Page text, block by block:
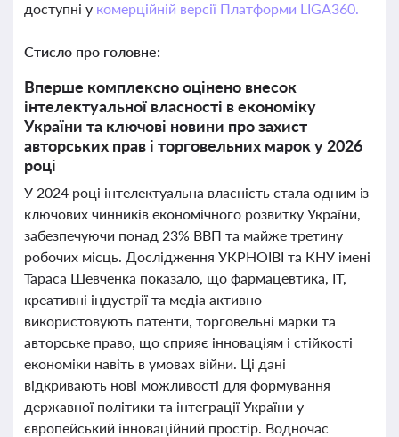
доступні у комерційній версії Платформи LIGA360.
Стисло про головне:
Вперше комплексно оцінено внесок
інтелектуальної власності в економіку
України та ключові новини про захист
авторських прав і торговельних марок у 2026
році
У 2024 році інтелектуальна власність стала одним із
ключових чинників економічного розвитку України,
забезпечуючи понад 23% ВВП та майже третину
робочих місць. Дослідження УКРНОІВІ та КНУ імені
Тараса Шевченка показало, що фармацевтика, ІТ,
креативні індустрії та медіа активно
використовують патенти, торговельні марки та
авторське право, що сприяє інноваціям і стійкості
економіки навіть в умовах війни. Ці дані
відкривають нові можливості для формування
державної політики та інтеграції України у
європейський інноваційний простір. Водночас